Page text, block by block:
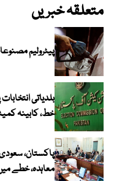
متعلقہ خبریں
پیٹرولیم
بلدیاتی
خط، کابینہ
پاکستان،
معاہدہ، خطے